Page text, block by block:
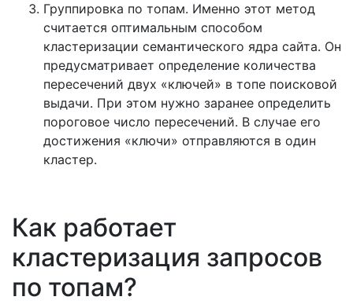
Группировка по топам. Именно этот метод
считается оптимальным способом
кластеризации семантического ядра сайта. Он
предусматривает определение количества
пересечений двух «ключей» в топе поисковой
выдачи. При этом нужно заранее определить
пороговое число пересечений. В случае его
достижения «ключи» отправляются в один
кластер.
Как работает
кластеризация запросов
по топам?